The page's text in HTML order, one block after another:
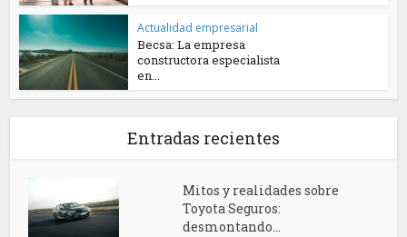
Actualidad empresarial
Becsa: La empresa
constructora especialista
en...
Entradas recientes
Mitos y realidades sobre
Toyota Seguros:
desmontando...